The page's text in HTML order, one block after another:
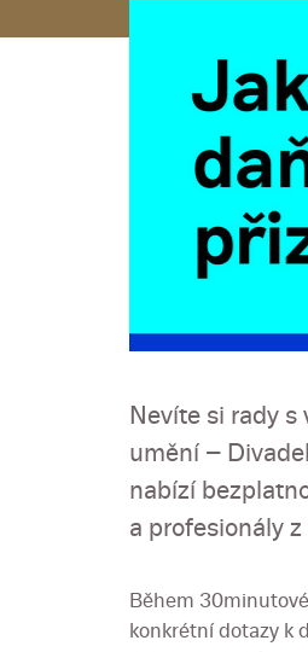
Nevíte si rady
umění –
nabízí
a profesionály
Během
konkrétní dotazy k